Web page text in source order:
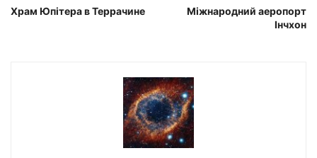
Храм Юпітера в Террачине
Міжнародний аеропорт
Інчхон